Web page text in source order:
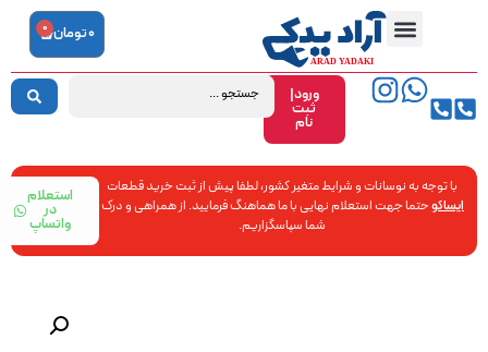
ورود|
ثبت
نام
0تومان 0
با توجه به نوسانات و شرایط متغیر کشور، لطفا پیش از ثبت خرید قطعات
ایساکوحتما جهت استعلام نهایی با ما هماهنگ فرمایید. از همراهی و درک
شما سپاسگزاریم.
استعلام
در
واتساپ